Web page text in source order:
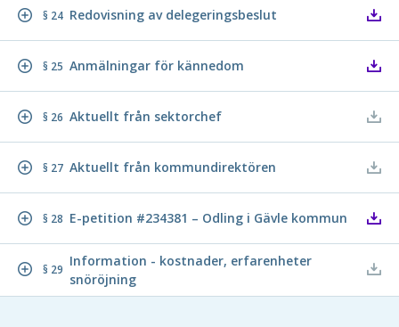
§ 24 Redovisning av delegeringsbeslut
§ 25 Anmälningar för kännedom
§ 26 Aktuellt från sektorchef
§ 27 Aktuellt från kommundirektören
§ 28 E-petition #234381 – Odling i Gävle kommun
§ 29
Information - kostnader, erfarenheter
snöröjning